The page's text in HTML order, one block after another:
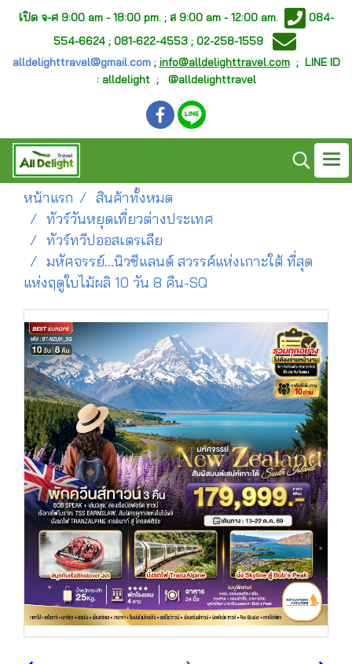
เปิด จ-ศ 9:00 am - 18:00 pm. ; ส 9:00 am - 12:00 am.
084-
554-6624 ; 081-622-4553 ; 02-258-1559
alldelighttravel@gmail.com; info@alldelighttravel.com; LINE ID
: alldelight ; @alldelighttravel
หน้าแรก
สินค้าทั้งหมด
ทัวร์วันหยุดเที่ยวต่างประเทศ
ทัวร์ทวีปออสเตรเลีย
มหัศจรรย์...นิวซีแลนด์ สวรรค์แห่งเกาะใต้ ที่สุด
แห่งฤดูใบไม้ผลิ 10 วัน 8 คืน-SQ